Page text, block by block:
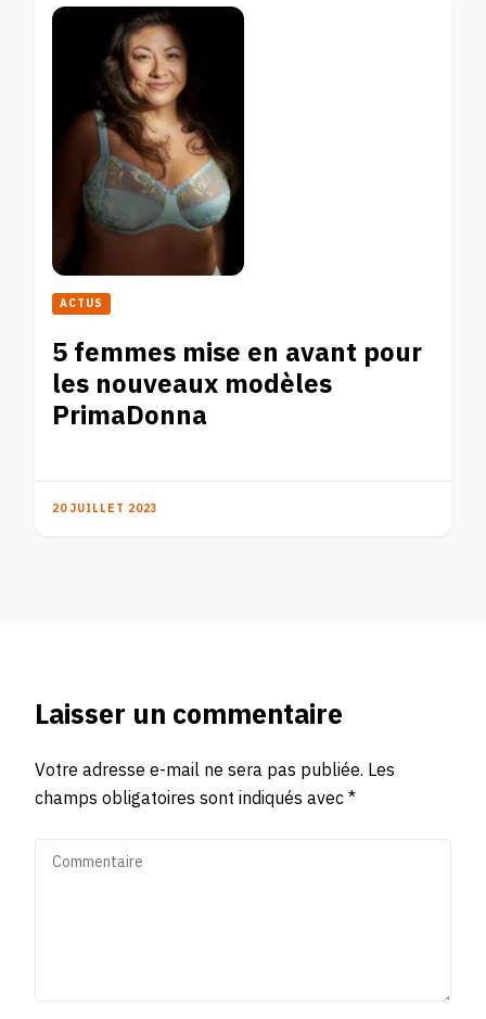
ACTUS
5 femmes mise en avant pour
les nouveaux modèles
PrimaDonna
20 JUILLET 2023
Laisser un commentaire
Votre adresse e-mail ne sera pas publiée. Les
champs obligatoires sont indiqués avec*